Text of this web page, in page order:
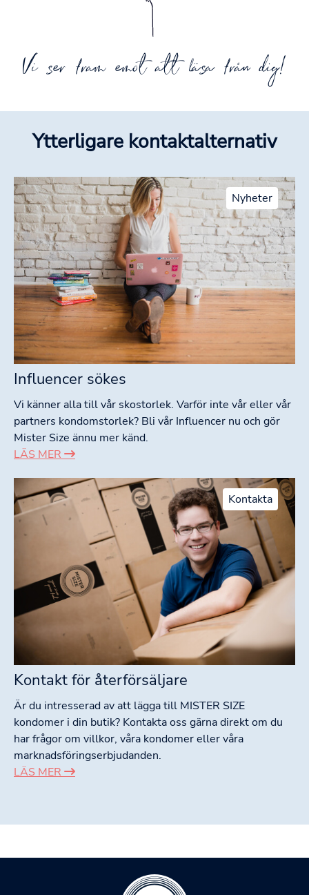
Vi ser fram emot att läsa från dig!
Ytterligare kontaktalternativ
Nyheter
Influencer sökes
Vi känner alla till vår skostorlek. Varför inte vår eller vår
partners kondomstorlek? Bli vår Influencer nu och gör
Mister Size ännu mer känd.
LÄS MER
Kontakta
Kontakt för återförsäljare
Är du intresserad av att lägga till MISTER SIZE
kondomer i din butik? Kontakta oss gärna direkt om du
har frågor om villkor, våra kondomer eller våra
marknadsföringserbjudanden.
LÄS MER